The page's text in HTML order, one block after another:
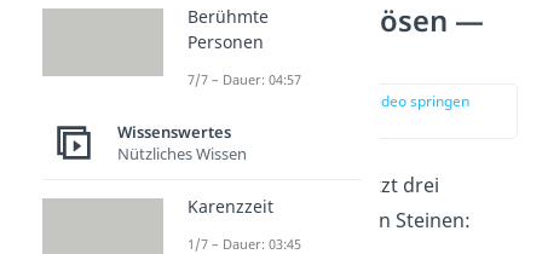
Zauberwürfel lösen —
Grundlagen
zur Stelle im Video springen
Ein Zauberwürfel besitzt drei
verschiedene Arten von Steinen:
Berühmte
Personen
7/7 – Dauer: 04:57
Wissenswertes
Nützliches Wissen
Karenzzeit
1/7 – Dauer: 03:45